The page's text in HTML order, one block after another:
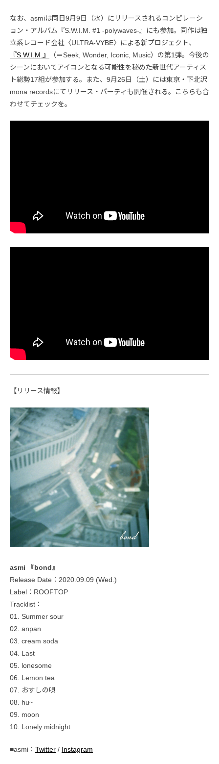
なお、asmiは同日9月9日（水）にリリースされるコンピレーシ
ョン・アルバム『S.W.I.M. #1 -polywaves-』にも参加。同作は独
立系レコード会社〈ULTRA-VYBE〉による新プロジェクト、
『S.W.I.M.』
（＝Seek, Wonder, Iconic, Music）の第1弾。今後の
シーンにおいてアイコンとなる可能性を秘めた新世代アーティス
ト総勢17組が参加する。また、9月26日（土）には東京・下北沢
mona recordsにてリリース・パーティも開催される。こちらも合
わせてチェックを。
【リリース情報】
asmi 『bond』
Release Date：2020.09.09 (Wed.)
Label：ROOFTOP
Tracklist：
01. Summer sour
02. anpan
03. cream soda
04. Last
05. lonesome
06. Lemon tea
07. おすしの唄
08. hu~
09. moon
10. Lonely midnight
■asmi： Twitter / Instagram